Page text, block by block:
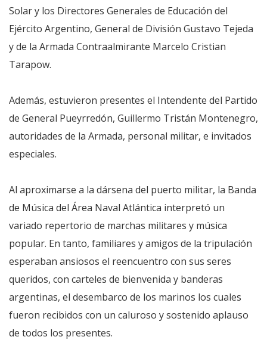
Solar y los Directores Generales de Educación del
Ejército Argentino, General de División Gustavo Tejeda
y de la Armada Contraalmirante Marcelo Cristian
Tarapow.
Además, estuvieron presentes el Intendente del Partido
de General Pueyrredón, Guillermo Tristán Montenegro,
autoridades de la Armada, personal militar, e invitados
especiales.
Al aproximarse a la dársena del puerto militar, la Banda
de Música del Área Naval Atlántica interpretó un
variado repertorio de marchas militares y música
popular. En tanto, familiares y amigos de la tripulación
esperaban ansiosos el reencuentro con sus seres
queridos, con carteles de bienvenida y banderas
argentinas, el desembarco de los marinos los cuales
fueron recibidos con un caluroso y sostenido aplauso
de todos los presentes.